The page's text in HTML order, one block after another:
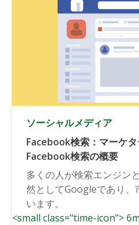
ソーシャルメディア
Facebook検索：マーケ
Facebook検索の概要
多くの人が検索エンジン
然としてGoogleであり、
います。
<small class="time-icon">